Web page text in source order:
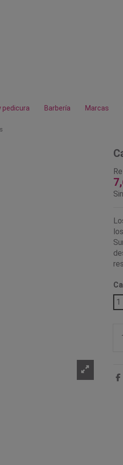
pedicura Barbería Marcas
1